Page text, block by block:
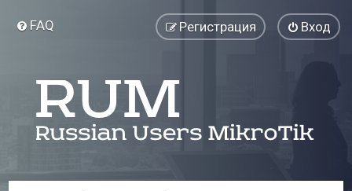
FAQ Вход
Регистрация